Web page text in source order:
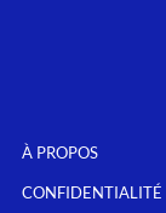
À PROPOS
CONFIDENTIALITÉ